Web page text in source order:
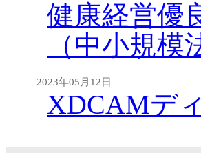
健康経営優
（中小規
2023年05月12日
XDCAMデ